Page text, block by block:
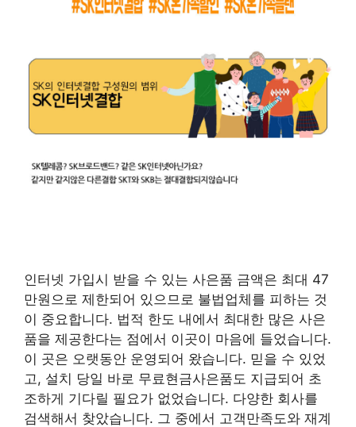
인터넷 가입시 받을 수 있는 사은품 금액은 최대 47
만원으로 제한되어 있으므로 불법업체를 피하는 것
이 중요합니다. 법적 한도 내에서 최대한 많은 사은
품을 제공한다는 점에서 이곳이 마음에 들었습니다.
이 곳은 오랫동안 운영되어 왔습니다. 믿을 수 있었
고, 설치 당일 바로 무료현금사은품도 지급되어 초
조하게 기다릴 필요가 없었습니다. 다양한 회사를
검색해서 찾았습니다. 그 중에서 고객만족도와 재계